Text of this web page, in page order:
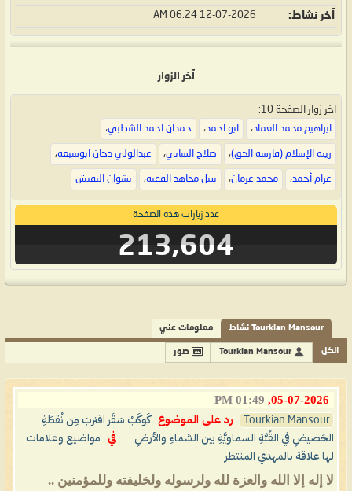
آخر نشاط 12-07-2026
06:24 AM
آخر الزوار
اخر زوار الصفحة 10:
ابراهيم محمد العماد، ابو احمد، حمدان احمد الشطبي،
زينة الإسلام (فارسة الحق)، صلاح الساني، عبدالولي دحان ابوسبعه،
غرام أحمد، محمد عزمان، نبيل مجاهد الفقيه، نشوان النفيش
عدد زيارات هذه الصفحة
213,604
Tourkian Mansour نشاط معلومات عني
الكل Tourkian Mansour صور
05-07-2026,
01:49 PM
Tourkian Mansour رد على الموضوع
كَوكَبُ سَقَر اقتربَ مِن نُقطَةِ
الحَضيضِ في القُبَّةِ السماويَّةِ بين السَّماءِ والأرضِ ..
في
مواضيع وعلامات
لها علاقة بالمهدي المنتظر
لا إله إلا الله والعزة لله ولرسوله ولخليفته وللمؤمنين ..